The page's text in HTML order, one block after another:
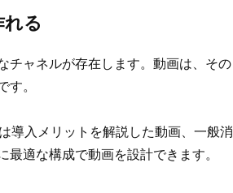
る
チャネルが存在します。動画は、その
。
導入メリットを解説した動画、一般消
適な構成で動画を設計できます。